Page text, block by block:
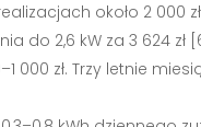
około 2 000
do 2,6 kW za 3 624 zł
zł. Trzy letnie